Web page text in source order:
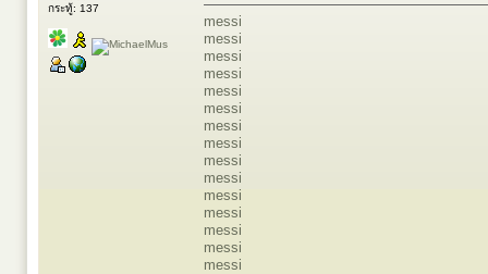
กระทู้: 137
messi
messi
messi
messi
messi
messi
messi
messi
messi
messi
messi
messi
messi
messi
messi